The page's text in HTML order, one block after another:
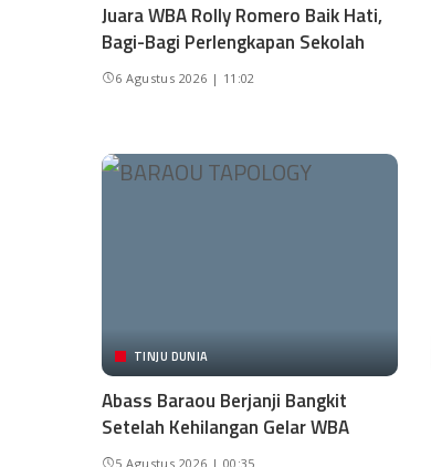
Juara WBA Rolly Romero Baik Hati,
Bagi-Bagi Perlengkapan Sekolah
6 Agustus 2026 | 11:02
TINJU DUNIA
Abass Baraou Berjanji Bangkit
Setelah Kehilangan Gelar WBA
5 Agustus 2026 | 00:35